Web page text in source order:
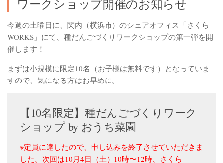
ワークショップ開催のお知らせ
今週の土曜日に、関内（横浜市）のシェアオフィス「さくら
WORKS」にて、種だんごづくりワークショップの第一弾を開
催します！
まずは小規模に限定10名（お子様は無料です）となっていま
すので、気になる方はお早めに。
【10名限定】種だんごづくりワーク
ショップ by おうち菜園
※定員に達したので、申し込みを終了させていただきま
した。次回は10月4日（土）10時〜12時、さくら